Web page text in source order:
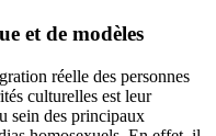
et de modèles
réelle des personnes
culturelles est leur
sein des principaux